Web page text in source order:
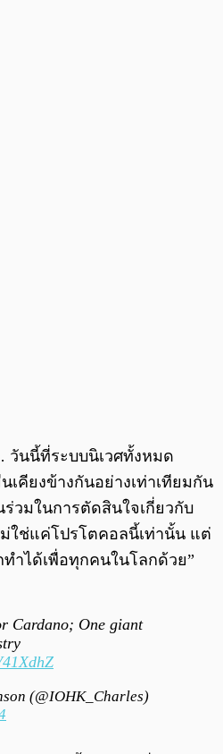
วันนี้ที่ระบบนิเวศทั้งหมด
คียงข้างกันอย่างเท่าเทียมกัน
วมในการตัดสินใจเกี่ยวกับ
ใช่แค่โปรโตคอลนี้เท่านั้น แต่
ำได้เพื่อทุกคนในโลกด้วย”
Cardano; One giant
(@IOHK_Charles)